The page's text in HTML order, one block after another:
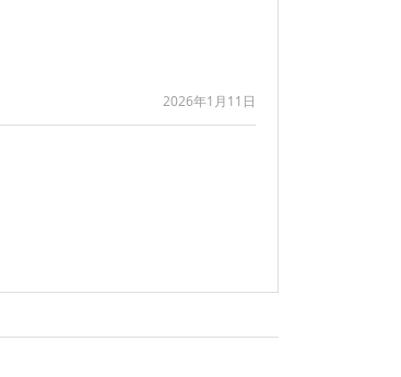
2026年1月11日